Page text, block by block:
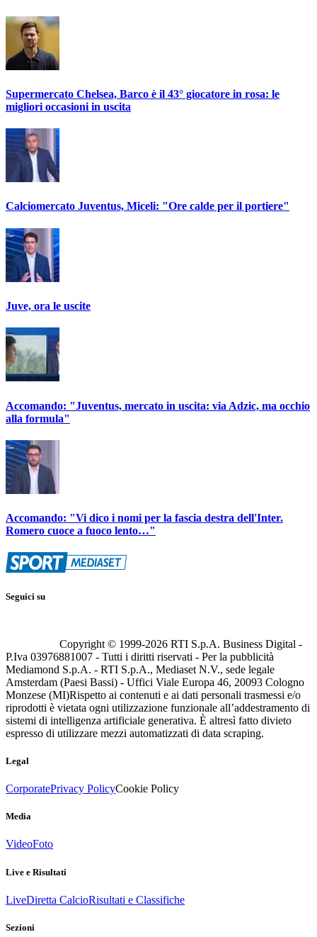
Supermercato Chelsea, Barco è il 43° giocatore in rosa: le
migliori occasioni in uscita
Calciomercato Juventus, Miceli: "Ore calde per il portiere"
Juve, ora le uscite
Accomando: "Juventus, mercato in uscita: via Adzic, ma occhio
alla formula"
Accomando: "Vi dico i nomi per la fascia destra dell'Inter.
Romero cuoce a fuoco lento…"
Seguici su
Copyright © 1999-2026 RTI S.p.A. Business Digital -
P.Iva 03976881007 - Tutti i diritti riservati - Per la pubblicità
Mediamond S.p.A. - RTI S.p.A., Mediaset N.V., sede legale
Amsterdam (Paesi Bassi) - Uffici Viale Europa 46, 20093 Cologno
Monzese (MI)Rispetto ai contenuti e ai dati personali trasmessi e/o
riprodotti è vietata ogni utilizzazione funzionale all’addestramento di
sistemi di intelligenza artificiale generativa. È altresì fatto divieto
espresso di utilizzare mezzi automatizzati di data scraping.
Legal
CorporatePrivacy PolicyCookie Policy
Media
VideoFoto
Live e Risultati
LiveDiretta CalcioRisultati e Classifiche
Sezioni